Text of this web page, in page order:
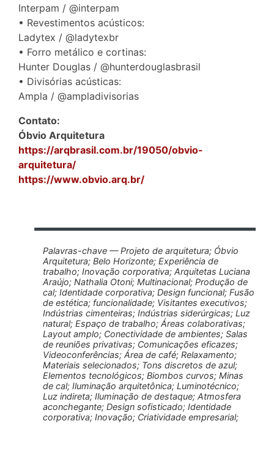
Interpam / @interpam
• Revestimentos acústicos:
Ladytex / @ladytexbr
• Forro metálico e cortinas:
Hunter Douglas / @hunterdouglasbrasil
• Divisórias acústicas:
Ampla / @ampladivisorias
Contato:
Óbvio Arquitetura
https://arqbrasil.com.br/19050/obvio-
arquitetura/
https://www.obvio.arq.br/
Palavras-chave — Projeto de arquitetura; Óbvio
Arquitetura; Belo Horizonte; Experiência de
trabalho; Inovação corporativa; Arquitetas Luciana
Araújo; Nathalia Otoni; Multinacional; Produção de
cal; Identidade corporativa; Design funcional; Fusão
de estética; funcionalidade; Visitantes executivos;
Indústrias cimenteiras; Indústrias siderúrgicas; Luz
natural; Espaço de trabalho; Áreas colaborativas;
Layout amplo; Conectividade de ambientes; Salas
de reuniões privativas; Comunicações eficazes;
Videoconferências; Área de café; Relaxamento;
Materiais selecionados; Tons discretos de azul;
Elementos tecnológicos; Biombos curvos; Minas
de cal; Iluminação arquitetônica; Luminotécnico;
Luz indireta; Iluminação de destaque; Atmosfera
aconchegante; Design sofisticado; Identidade
corporativa; Inovação; Criatividade empresarial;